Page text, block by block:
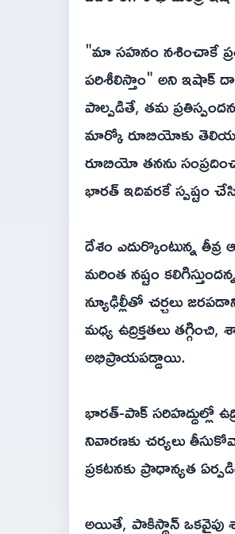
"మా సహనం నశించాకే
పరిశీలిస్తాం" అని ఇషాక్
పాల్పడితే, తమ
మార్కో రూబియోకు
రూబియో తనను
భారత్ ఇదివరకే స్పష్టం
దేశం ఎదుర్కొంటున్న తీవ్ర
మరింత నష్టం
న్యూఢిల్లీతో చర్చలు
మధ్య ఉద్రిక్తతలు
అభిప్రాయపడ్డాయి.
భారత్-పాక్ సరిహద్దుల్లో
నివారణకు చర్యలు
ప్రకటనకు ప్రాధాన్యత
అయితే, పాకిస్థాన్ ఒకవైపు